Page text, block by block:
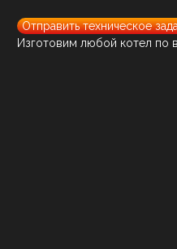
Отправить техническое
Изготовим любой котел по